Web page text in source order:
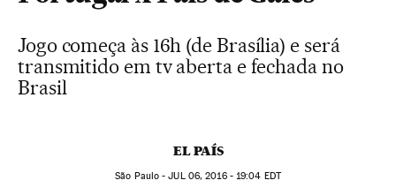
Jogo começa às 16h (de Brasília) e será
transmitido em tv aberta e fechada no
Brasil
EL PAÍS
São Paulo -JUL06, 2016 - 19:04 EDT